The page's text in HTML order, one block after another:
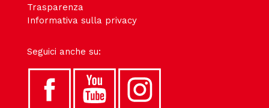
Trasparenza
Informativa sulla privacy
Seguici anche su: